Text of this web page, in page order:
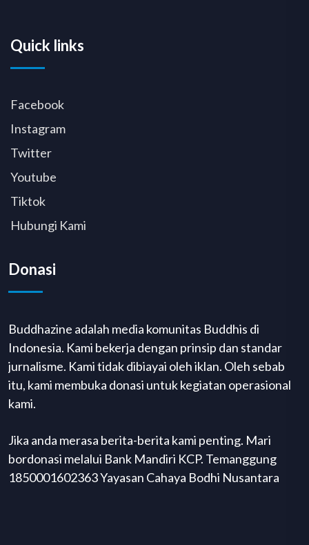
Quick links
Facebook
Instagram
Twitter
Youtube
Tiktok
Hubungi Kami
Donasi
Buddhazine adalah media komunitas Buddhis di
Indonesia. Kami bekerja dengan prinsip dan standar
jurnalisme. Kami tidak dibiayai oleh iklan. Oleh sebab
itu, kami membuka donasi untuk kegiatan operasional
kami.
Jika anda merasa berita-berita kami penting. Mari
bordonasi melalui Bank Mandiri KCP. Temanggung
1850001602363 Yayasan Cahaya Bodhi Nusantara